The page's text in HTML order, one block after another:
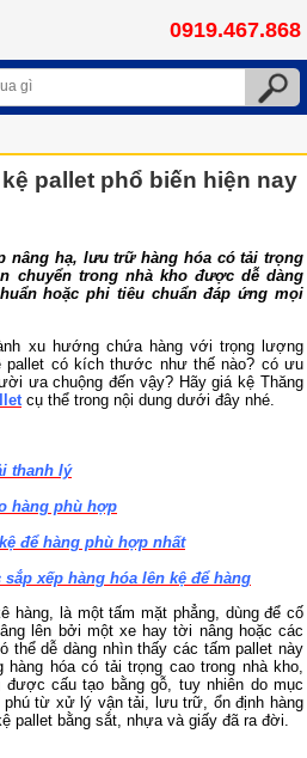
0919.467.868
pallet phổ biến hiện nay
nâng hạ, lưu trữ hàng hóa có tải trọng
chuyển trong nhà kho được dễ dàng
hoặc phi tiêu chuẩn đáp ứng mọi
xu hướng chứa hàng với trọng lượng
pallet có kích thước như thế nào? có ưu
ưa chuộng đến vậy? Hãy giá kệ Thăng
cụ thể trong nội dung dưới đây nhé.
thanh lý
hàng phù hợp
để hàng phù hợp nhất
xếp hàng hóa lên kệ để hàng
hàng, là một tấm mặt phẳng, dùng để cố
lên bởi một xe hay tời nâng hoặc các
thể dễ dàng nhìn thấy các tấm pallet này
hóa có tải trọng cao trong nhà kho,
cấu tạo bằng gỗ, tuy nhiên do mục
từ xử lý vận tải, lưu trữ, ổn định hàng
pallet bằng sắt, nhựa và giấy đã ra đời.